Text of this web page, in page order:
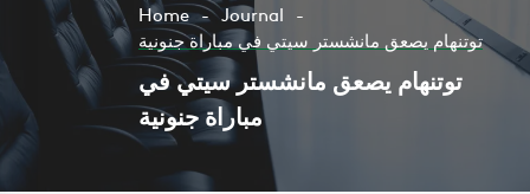
Home
Journal
توتنهام يصعق مانشستر سيتي في مباراة جنونية
توتنهام يصعق مانشستر سيتي في
مباراة جنونية